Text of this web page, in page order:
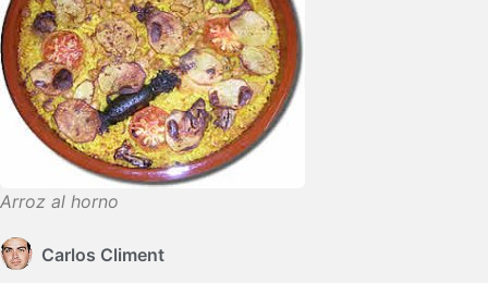
Arroz al horno
Carlos Climent